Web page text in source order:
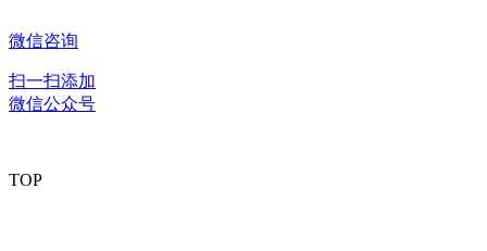
微信咨询
扫一扫添加
微信公众号
TOP